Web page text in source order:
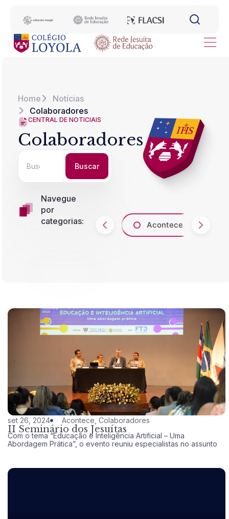
Home
Notícias
Colaboradores
CENTRAL DE NOTICIAIS
Colaboradores
Buscar
Navegue
por
categorias:
Acontece
set 26, 2024 Acontece Colaboradores
II Seminário dos Jesuítas
Com o tema “Educação e Inteligência Artificial – Uma
Abordagem Prática”, o evento reuniu especialistas no assunto